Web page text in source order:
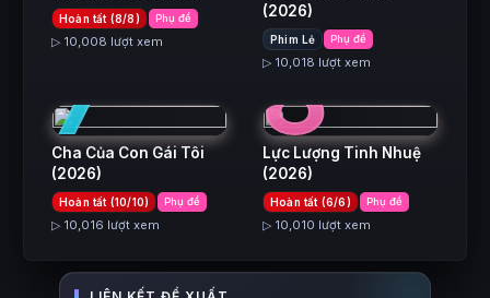
Hoàn tất (8/8) Phụ đề
▷ 10,008 lượt xem
(2026)
Phim Lẻ Phụ đề
▷ 10,018 lượt xem
7
Cha Của Con Gái Tôi
(2026)
Hoàn tất (10/10) Phụ đề
▷ 10,016 lượt xem
8
Lực Lượng Tinh Nhuệ
(2026)
Hoàn tất (6/6) Phụ đề
▷ 10,010 lượt xem